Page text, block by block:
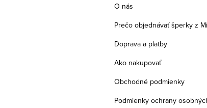
O nás
Prečo objednávať šperky z
Doprava a platby
Ako nakupovať
Obchodné podmienky
Podmienky ochrany